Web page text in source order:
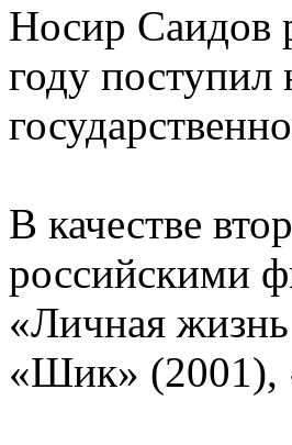
Носир Саидов
году поступил
В качестве
российскими
«Личная
«Шик» (2001),